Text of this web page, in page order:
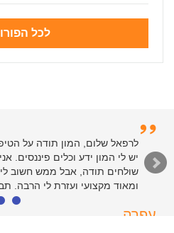
לכל
לרפאל שלום, המון תודה על
יש לי המון ידע וכלים פיננסים.
שולחים תודה, אבל ממש חשוב
ומאוד מקצועי ועזרת לי הרבה.
עפרה